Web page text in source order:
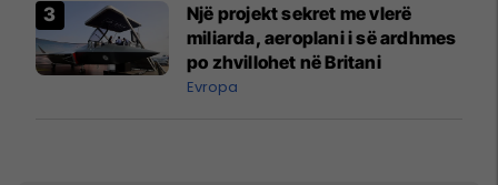
Një projekt sekret me vlerë
miliarda, aeroplani i së ardhmes
po zhvillohet në Britani
Evropa